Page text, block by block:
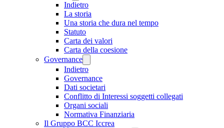
Indietro
La storia
Una storia che dura nel tempo
Statuto
Carta dei valori
Carta della coesione
Governance
Indietro
Governance
Dati societari
Conflitto di Interessi soggetti collegati
Organi sociali
Normativa Finanziaria
Il Gruppo BCC Iccrea